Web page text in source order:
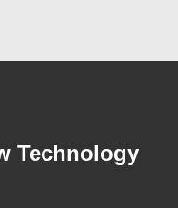
Technology